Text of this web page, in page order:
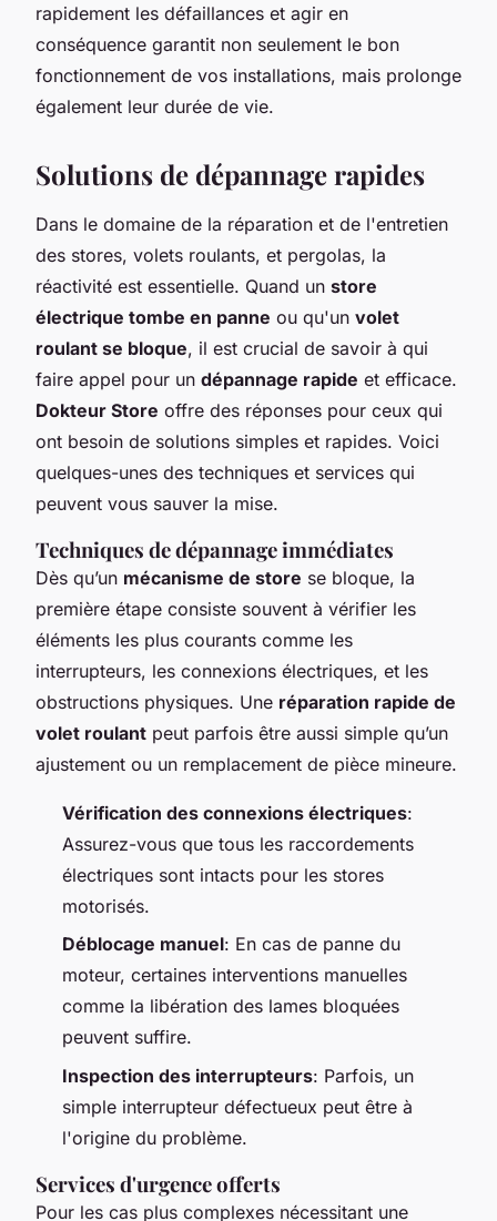
rapidement les défaillances et agir en
conséquence garantit non seulement le bon
fonctionnement de vos installations, mais prolonge
également leur durée de vie.
Solutions de dépannage rapides
Dans le domaine de la réparation et de l'entretien
des stores, volets roulants, et pergolas, la
réactivité est essentielle. Quand un store
électrique tombe en panne ou qu'un volet
roulant se bloque, il est crucial de savoir à qui
faire appel pour un dépannage rapide et efficace.
Dokteur Store offre des réponses pour ceux qui
ont besoin de solutions simples et rapides. Voici
quelques-unes des techniques et services qui
peuvent vous sauver la mise.
Techniques de dépannage immédiates
Dès qu’un mécanisme de store se bloque, la
première étape consiste souvent à vérifier les
éléments les plus courants comme les
interrupteurs, les connexions électriques, et les
obstructions physiques. Une réparation rapide de
volet roulant peut parfois être aussi simple qu’un
ajustement ou un remplacement de pièce mineure.
Vérification des connexions électriques:
Assurez-vous que tous les raccordements
électriques sont intacts pour les stores
motorisés.
Déblocage manuel: En cas de panne du
moteur, certaines interventions manuelles
comme la libération des lames bloquées
peuvent suffire.
Inspection des interrupteurs: Parfois, un
simple interrupteur défectueux peut être à
l'origine du problème.
Services d'urgence offerts
Pour les cas plus complexes nécessitant une